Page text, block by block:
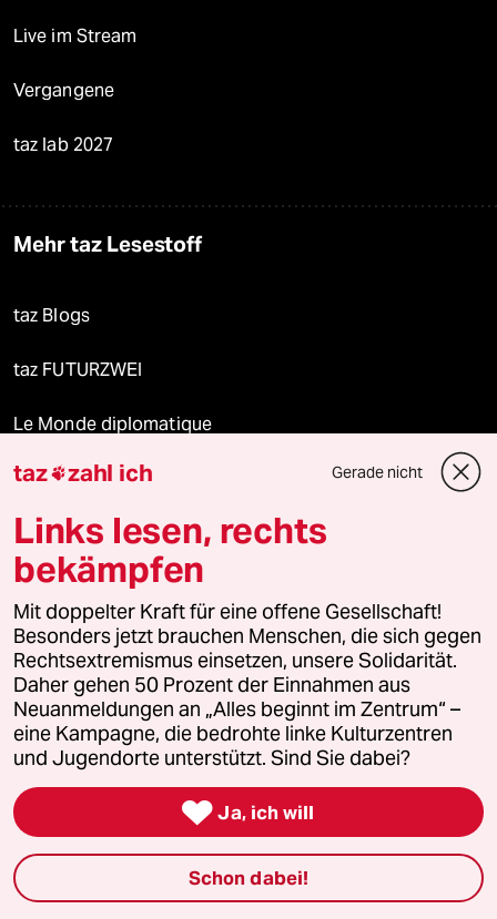
Live im Stream
Vergangene
taz lab 2027
Mehr taz Lesestoff
taz Blogs
taz FUTURZWEI
Le Monde diplomatique
taz Archiv
Mehr taz Angebote
Reisen
Kantine
Shop
Anzeigen
taz zahl ich Gerade nicht
Links lesen, rechts
bekämpfen
Mit doppelter Kraft für eine offene Gesellschaft!
Besonders jetzt brauchen Menschen, die sich gegen
Rechtsextremismus einsetzen, unsere Solidarität.
Daher gehen 50 Prozent der Einnahmen aus
Neuanmeldungen an „Alles beginnt im Zentrum“ –
eine Kampagne, die bedrohte linke Kulturzentren
und Jugendorte unterstützt. Sind Sie dabei?
 Ja, ich will
Schon dabei!